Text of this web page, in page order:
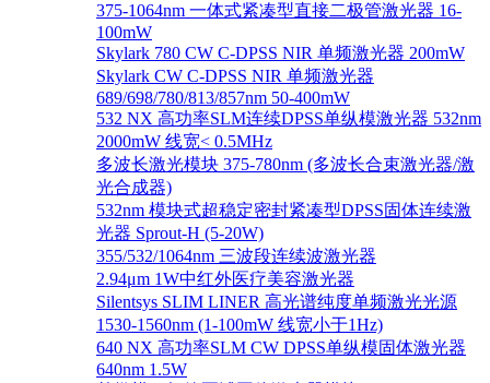
375-1064nm 一体式紧凑型直接二极管激光器 16-
100mW
Skylark 780 CW C-DPSS NIR 单频激光器 200mW
Skylark CW C-DPSS NIR 单频激光器
689/698/780/813/857nm 50-400mW
532 NX 高功率SLM连续DPSS单纵模激光器 532nm
2000mW 线宽< 0.5MHz
多波长激光模块 375-780nm (多波长合束激光器/激
光合成器)
532nm 模块式超稳定密封紧凑型DPSS固体连续激
光器 Sprout-H (5-20W)
355/532/1064nm 三波段连续波激光器
2.94μm 1W中红外医疗美容激光器
Silentsys SLIM LINER 高光谱纯度单频激光光源
1530-1560nm (1-100mW 线宽小于1Hz)
640 NX 高功率SLM CW DPSS单纵模固体激光器
640nm 1.5W